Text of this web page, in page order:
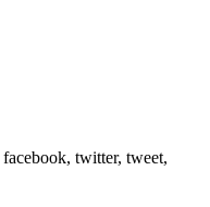
twitter, tweet,